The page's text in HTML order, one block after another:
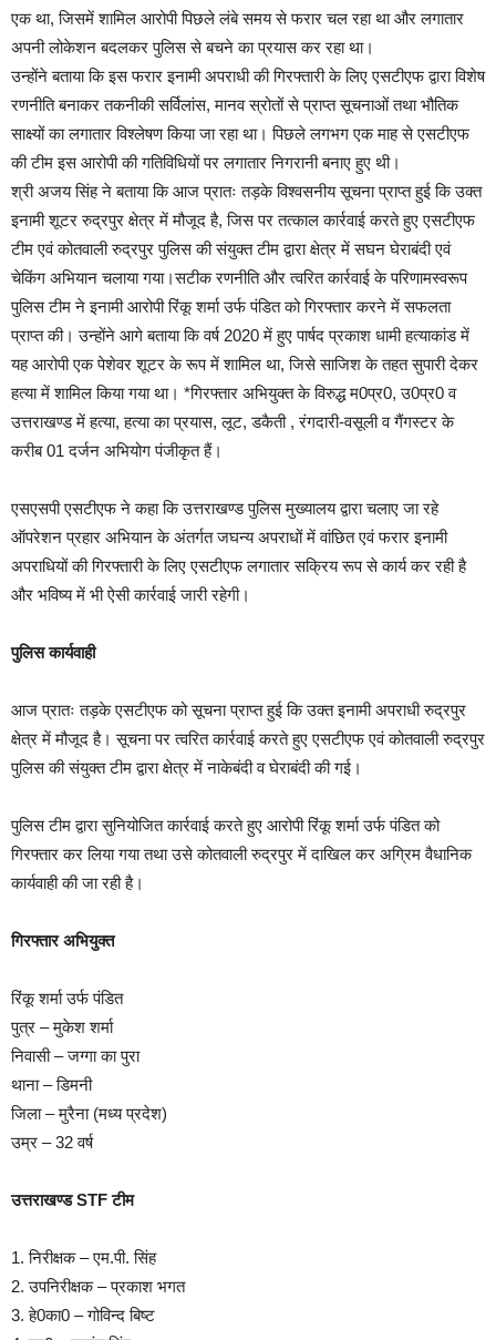
एक था, जिसमें शामिल आरोपी पिछले लंबे समय से फरार चल रहा था और लगातार
अपनी लोकेशन बदलकर पुलिस से बचने का प्रयास कर रहा था।
उन्होंने बताया कि इस फरार इनामी अपराधी की गिरफ्तारी के लिए एसटीएफ द्वारा विशेष
रणनीति बनाकर तकनीकी सर्विलांस, मानव स्रोतों से प्राप्त सूचनाओं तथा भौतिक
साक्ष्यों का लगातार विश्लेषण किया जा रहा था। पिछले लगभग एक माह से एसटीएफ
की टीम इस आरोपी की गतिविधियों पर लगातार निगरानी बनाए हुए थी।
श्री अजय सिंह ने बताया कि आज प्रातः तड़के विश्वसनीय सूचना प्राप्त हुई कि उक्त
इनामी शूटर रुद्रपुर क्षेत्र में मौजूद है, जिस पर तत्काल कार्रवाई करते हुए एसटीएफ
टीम एवं कोतवाली रुद्रपुर पुलिस की संयुक्त टीम द्वारा क्षेत्र में सघन घेराबंदी एवं
चेकिंग अभियान चलाया गया।सटीक रणनीति और त्वरित कार्रवाई के परिणामस्वरूप
पुलिस टीम ने इनामी आरोपी रिंकू शर्मा उर्फ पंडित को गिरफ्तार करने में सफलता
प्राप्त की। उन्होंने आगे बताया कि वर्ष 2020 में हुए पार्षद प्रकाश धामी हत्याकांड में
यह आरोपी एक पेशेवर शूटर के रूप में शामिल था, जिसे साजिश के तहत सुपारी देकर
हत्या में शामिल किया गया था। *गिरफ्तार अभियुक्त के विरुद्ध म0प्र0, उ0प्र0 व
उत्तराखण्ड में हत्या, हत्या का प्रयास, लूट, डकैती , रंगदारी-वसूली व गैंगस्टर के
करीब 01 दर्जन अभियोग पंजीकृत हैं।
एसएसपी एसटीएफ ने कहा कि उत्तराखण्ड पुलिस मुख्यालय द्वारा चलाए जा रहे
ऑपरेशन प्रहार अभियान के अंतर्गत जघन्य अपराधों में वांछित एवं फरार इनामी
अपराधियों की गिरफ्तारी के लिए एसटीएफ लगातार सक्रिय रूप से कार्य कर रही है
और भविष्य में भी ऐसी कार्रवाई जारी रहेगी।
पुलिस कार्यवाही
आज प्रातः तड़के एसटीएफ को सूचना प्राप्त हुई कि उक्त इनामी अपराधी रुद्रपुर
क्षेत्र में मौजूद है। सूचना पर त्वरित कार्रवाई करते हुए एसटीएफ एवं कोतवाली रुद्रपुर
पुलिस की संयुक्त टीम द्वारा क्षेत्र में नाकेबंदी व घेराबंदी की गई।
पुलिस टीम द्वारा सुनियोजित कार्रवाई करते हुए आरोपी रिंकू शर्मा उर्फ पंडित को
गिरफ्तार कर लिया गया तथा उसे कोतवाली रुद्रपुर में दाखिल कर अग्रिम वैधानिक
कार्यवाही की जा रही है।
गिरफ्तार अभियुक्त
रिंकू शर्मा उर्फ पंडित
पुत्र – मुकेश शर्मा
निवासी – जग्गा का पुरा
थाना – डिमनी
जिला – मुरैना (मध्य प्रदेश)
उम्र – 32 वर्ष
उत्तराखण्ड STF टीम
1. निरीक्षक – एम.पी. सिंह
2. उपनिरीक्षक – प्रकाश भगत
3. हे0का0 – गोविन्द बिष्ट